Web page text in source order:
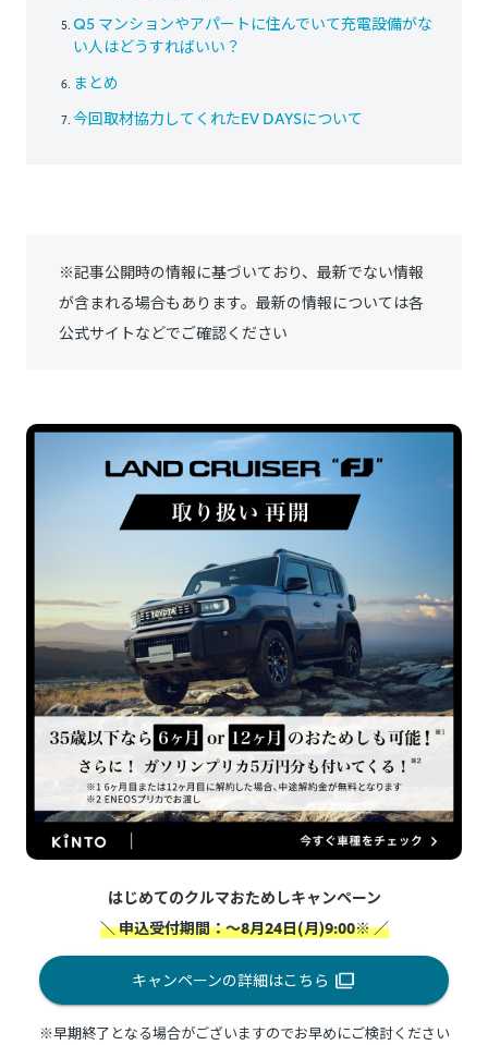
Q5 マンションやアパートに住んでいて充電設備がな
い人はどうすればいい？
まとめ
今回取材協力してくれたEV DAYSについて
※記事公開時の情報に基づいており、最新でない情報
が含まれる場合もあります。最新の情報については各
公式サイトなどでご確認ください
はじめてのクルマおためしキャンペーン
＼ 申込受付期間：～8月24日(月)9:00※ ／
キャンペーンの詳細はこちら
※早期終了となる場合がございますのでお早めにご検討ください